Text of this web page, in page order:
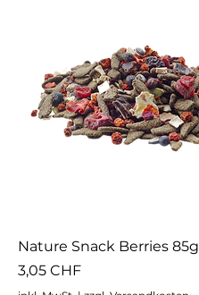
Nature Snack Berries 85g
Preis
3,05 CHF